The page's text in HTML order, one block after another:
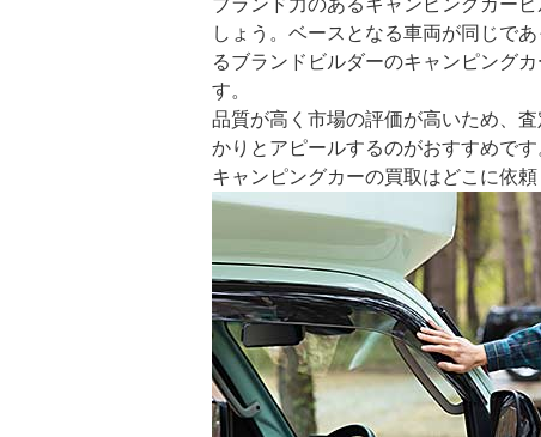
ブランド力のあるキャンピングカー
しょう。ベースとなる車両が同じで
るブランドビルダーのキャンピング
す。
品質が高く市場の評価が高いため、
かりとアピールするのがおすすめです
キャンピングカーの買取はどこに依頼